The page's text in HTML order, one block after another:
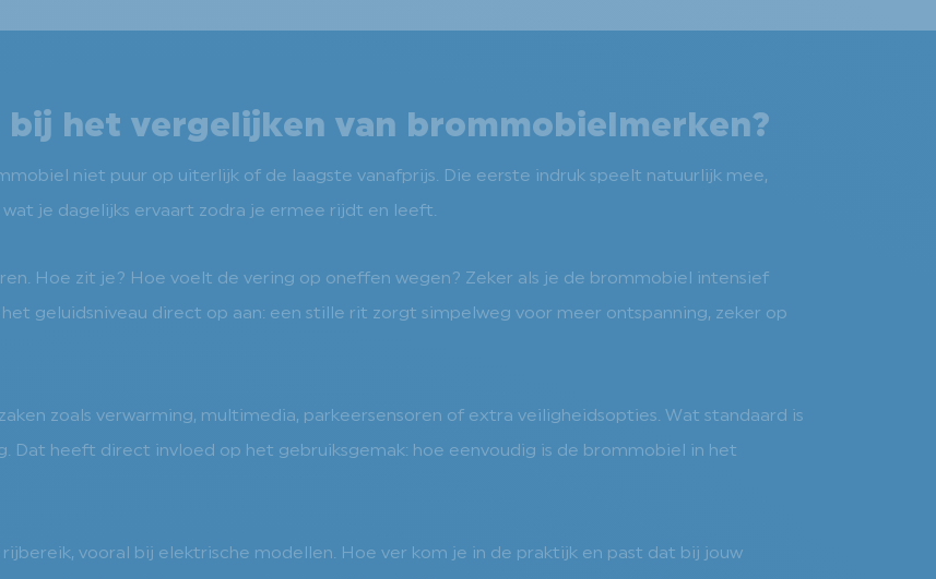
het vergelijken van brommobielmerken?
niet puur op uiterlijk of de laagste vanafprijs. Die eerste indruk speelt natuurlijk mee,
je dagelijks ervaart zodra je ermee rijdt en leeft.
Hoe zit je? Hoe voelt de vering op oneffen wegen? Zeker als je de brommobiel intensief
geluidsniveau direct op aan: een stille rit zorgt simpelweg voor meer ontspanning, zeker op
zoals verwarming, multimedia, parkeersensoren of extra veiligheidsopties. Wat standaard is
Dat heeft direct invloed op het gebruiksgemak: hoe eenvoudig is de brommobiel in het
vooral bij elektrische modellen. Hoe ver kom je in de praktijk en past dat bij jouw